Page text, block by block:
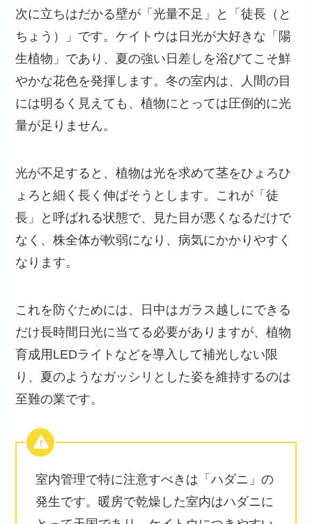
次に立ちはだかる壁が「光量不足」と「徒長（と
ちょう）」です。ケイトウは日光が大好きな「陽
生植物」であり、夏の強い日差しを浴びてこそ鮮
やかな花色を発揮します。冬の室内は、人間の目
には明るく見えても、植物にとっては圧倒的に光
量が足りません。
光が不足すると、植物は光を求めて茎をひょろひ
ょろと細く長く伸ばそうとします。これが「徒
長」と呼ばれる状態で、見た目が悪くなるだけで
なく、株全体が軟弱になり、病気にかかりやすく
なります。
これを防ぐためには、日中はガラス越しにできる
だけ長時間日光に当てる必要がありますが、植物
育成用LEDライトなどを導入して補光しない限
り、夏のようなガッシリとした姿を維持するのは
至難の業です。
室内管理で特に注意すべきは「ハダニ」の
発生です。暖房で乾燥した室内はハダニに